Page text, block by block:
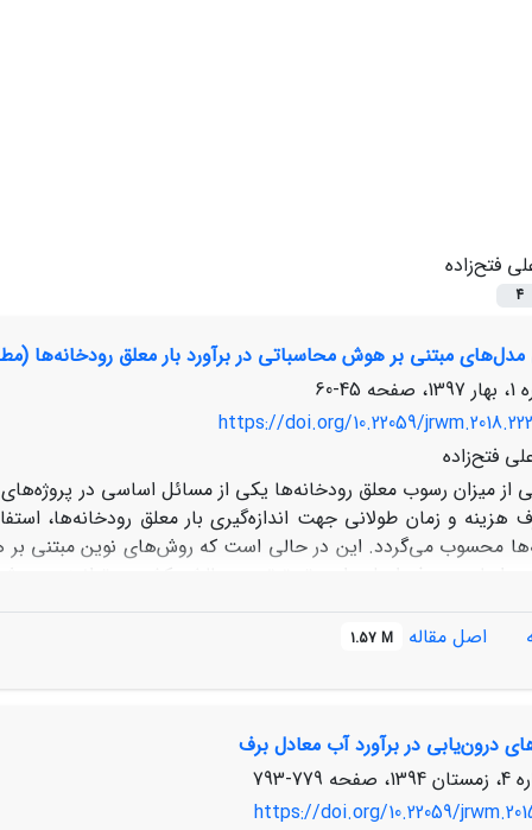
فتح‌زاده
4
مدل‌های مبتنی بر هوش محاسباتی در برآورد بار معلق رودخانه‌ها
45-60
https://doi.org/10.22059/
فتح‌زاده
از میزان رسوب معلق رودخانه‌ها یکی از مسائل اساسی در
و زمان طولانی جهت اندازه‌گیری بار معلق رودخانه‌ها،
محسوب می‌گردد. این در حالی است که روش‌های نوین مبتنی
اساس هدف اصلی این تحقیق به چالش کشیدن توانمندی روش
پشتیبان تکاملی را انتخاب و به مقایسۀ آنها با مدل
است. لذا استفاده از مدل‌های مذکور به جای روش‌های معمول
اصل مقاله 1.57 M
درون‌یابی در برآورد آب معادل برف
779-793
https://doi.org/10.22059/